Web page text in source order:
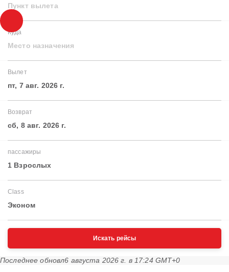
Пункт вылета
Куда
Место назначения
Вылет
пт, 7 авг. 2026 г.
Возврат
сб, 8 авг. 2026 г.
пассажиры
1 Взрослых
Class
Эконом
Искать рейсы
Последнее обновл6 августа 2026 г. в 17:24 GMT+0